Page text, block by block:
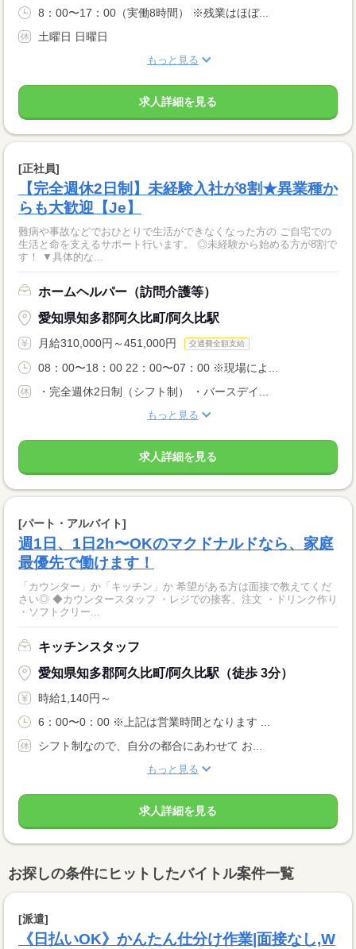
8：00〜17：00（実働8時間） ※残業はほぼ...
土曜日 日曜日
もっと見る
求人詳細を見る
[正社員]
【完全週休2日制】未経験入社が8割★異業種か
らも大歓迎【Je】
難病や事故などでおひとりで生活ができなくなった方の ご自宅での
生活と命を支えるサポート行います。 ◎未経験から始める方が8割で
す！ ▼具体的な...
ホームヘルパー（訪問介護等）
愛知県知多郡阿久比町/阿久比駅
月給310,000円～451,000円 交通費全額支給
08：00〜18：00 22：00〜07：00 ※現場によ...
・完全週休2日制（シフト制） ・バースデイ...
もっと見る
求人詳細を見る
[パート・アルバイト]
週1日、1日2h〜OKのマクドナルドなら、家庭
最優先で働けます！
「カウンター」か「キッチン」か 希望がある方は面接で教えてくだ
さい◎ ◆カウンタースタッフ ・レジでの接客、注文 ・ドリンク作り
・ソフトクリー...
キッチンスタッフ
愛知県知多郡阿久比町/阿久比駅（徒歩 3分）
時給1,140円～
6：00〜0：00 ※上記は営業時間となります ...
シフト制なので、自分の都合にあわせて お...
もっと見る
求人詳細を見る
お探しの条件にヒットしたバイトル案件一覧
[派遣]
《日払いOK》かんたん仕分け作業|面接なし,W